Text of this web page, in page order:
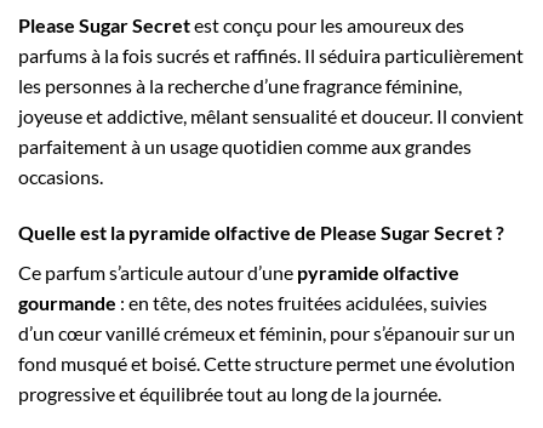
Please Sugar Secretest conçu pour les amoureux des
parfums à la fois sucrés et raffinés. Il séduira particulièrement
les personnes à la recherche d’une fragrance féminine,
joyeuse et addictive, mêlant sensualité et douceur. Il convient
parfaitement à un usage quotidien comme aux grandes
occasions.
Quelle est la pyramide olfactive de Please Sugar Secret ?
Ce parfum s’articule autour d’une pyramide olfactive
gourmande : en tête, des notes fruitées acidulées, suivies
d’un cœur vanillé crémeux et féminin, pour s’épanouir sur un
fond musqué et boisé. Cette structure permet une évolution
progressive et équilibrée tout au long de la journée.